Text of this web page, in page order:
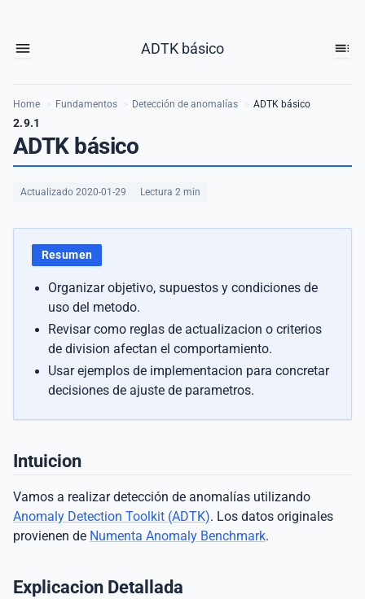
ADTK básico
Home Fundamentos Detección de anomalías ADTK básico
2.9.1
ADTK básico
Actualizado 2020-01-29 Lectura 2 min
Resumen
Organizar objetivo, supuestos y condiciones de
uso del metodo.
Revisar como reglas de actualizacion o criterios
de division afectan el comportamiento.
Usar ejemplos de implementacion para concretar
decisiones de ajuste de parametros.
Intuicion
Vamos a realizar detección de anomalías utilizando
Anomaly Detection Toolkit (ADTK). Los datos originales
provienen de Numenta Anomaly Benchmark.
Explicacion Detallada